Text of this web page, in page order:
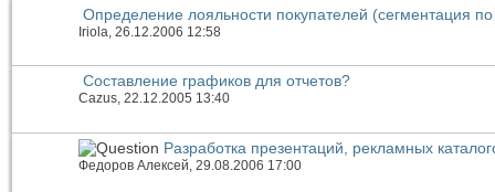
Определение лояльности покупателей (сегментация
Iriola , 26.12.2006 12:58
Составление графиков для отчетов?
Cazus, 22.12.2005 13:40
Разработка презентаций, рекламных
Федоров Алексей , 29.08.2006 17:00